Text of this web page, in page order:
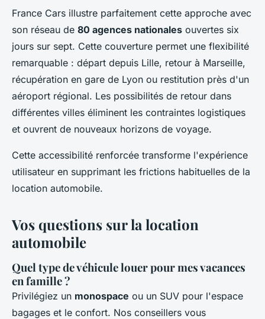
France Cars illustre parfaitement cette approche avec
son réseau de 80 agences nationales ouvertes six
jours sur sept. Cette couverture permet une flexibilité
remarquable : départ depuis Lille, retour à Marseille,
récupération en gare de Lyon ou restitution près d'un
aéroport régional. Les possibilités de retour dans
différentes villes éliminent les contraintes logistiques
et ouvrent de nouveaux horizons de voyage.
Cette accessibilité renforcée transforme l'expérience
utilisateur en supprimant les frictions habituelles de la
location automobile.
Vos questions sur la location
automobile
Quel type de véhicule louer pour mes vacances
en famille ?
Privilégiez un monospace ou un SUV pour l'espace
bagages et le confort. Nos conseillers vous